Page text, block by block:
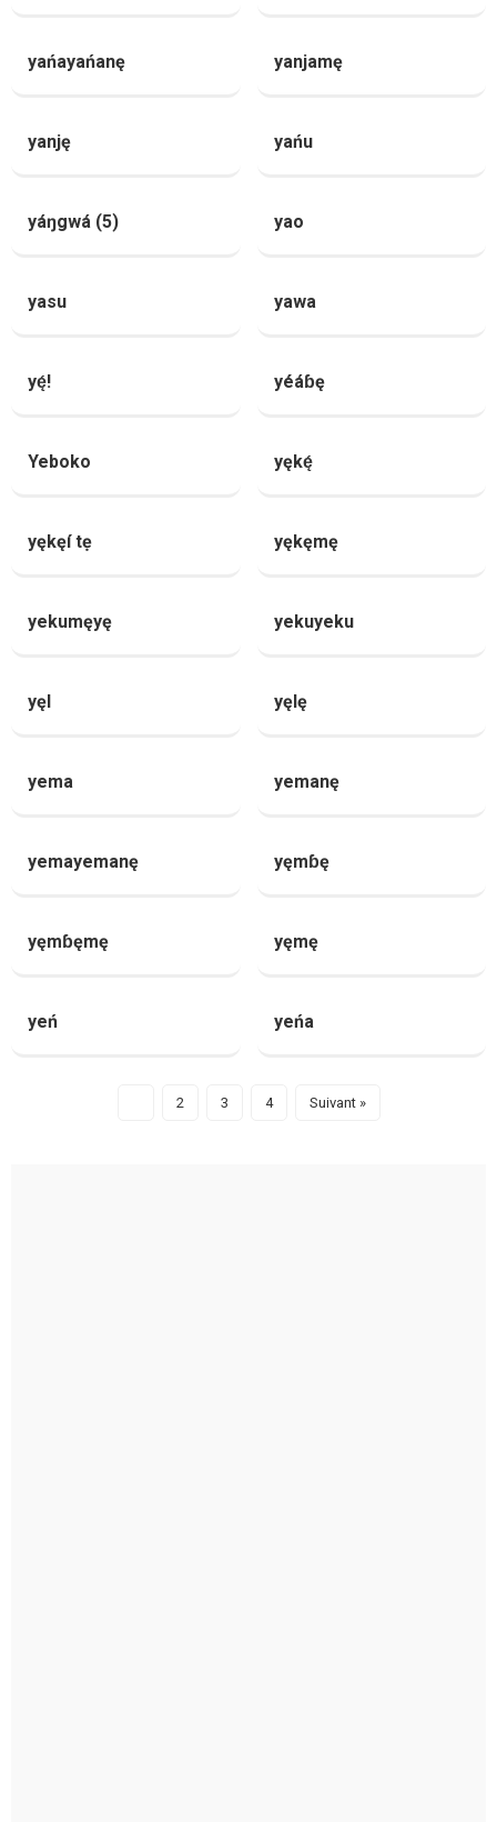
yańayańanę yanjamę
yanję yańu
yáŋgwá (5) yao
yasu yawa
yę́! yéáɓę
Yeboko yękę́
yękęí tẹ yękęmę
yekumęyę yekuyeku
yęl yęlę
yema yemanę
yemayemanę yęmɓę
yęmɓęmę yęmę
yeń yeńa
2 3 4 Suivant »